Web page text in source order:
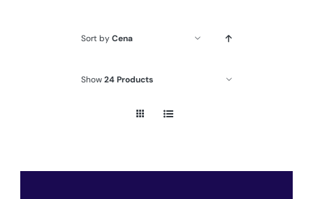
Sort byCena
Show24 Products